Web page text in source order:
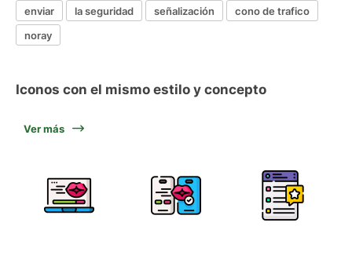
enviar la seguridad señalización
cono de trafico
noray
Iconos con el mismo estilo y concepto
Ver más